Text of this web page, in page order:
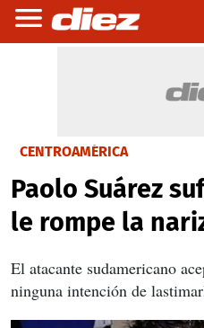
CENTROAMÉRICA
Paolo Suárez
le rompe la
El atacante sudamericano
ninguna intención de